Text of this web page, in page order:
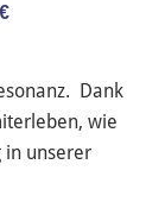
Dank
wie
in unserer